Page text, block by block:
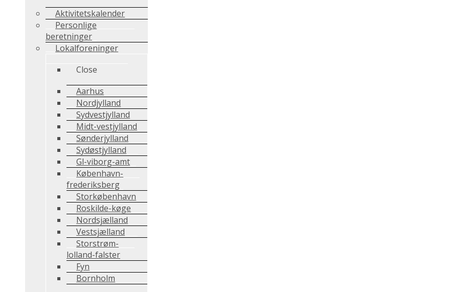
Aktivitetskalender
Personlige
beretninger
Lokalforeninger
Close
Aarhus
Nordjylland
Sydvestjylland
Midt-vestjylland
Sønderjylland
Sydøstjylland
Gl-viborg-amt
København-
frederiksberg
Storkøbenhavn
Roskilde-køge
Nordsjælland
Vestsjælland
Storstrøm-
lolland-falster
Fyn
Bornholm